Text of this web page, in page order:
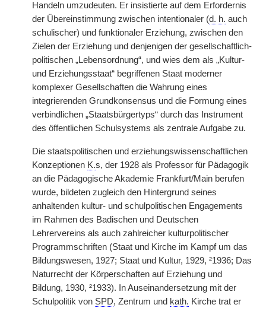
Handeln umzudeuten. Er insistierte auf dem Erfordernis
der Übereinstimmung zwischen intentionaler (d. h. auch
schulischer) und funktionaler Erziehung, zwischen den
Zielen der Erziehung und denjenigen der gesellschaftlich-
politischen „Lebensordnung“, und wies dem als „Kultur-
und Erziehungsstaat“ begriffenen Staat moderner
komplexer Gesellschaften die Wahrung eines
integrierenden Grundkonsensus und die Formung eines
verbindlichen „Staatsbürgertyps“ durch das Instrument
des öffentlichen Schulsystems als zentrale Aufgabe zu.
Die staatspolitischen und erziehungswissenschaftlichen
Konzeptionen K.s, der 1928 als Professor für Pädagogik
an die Pädagogische Akademie Frankfurt/Main berufen
wurde, bildeten zugleich den Hintergrund seines
anhaltenden kultur- und schulpolitischen Engagements
im Rahmen des Badischen und Deutschen
Lehrervereins als auch zahlreicher kulturpolitischer
Programmschriften (Staat und Kirche im Kampf um das
Bildungswesen, 1927; Staat und Kultur, 1929, ²1936; Das
Naturrecht der Körperschaften auf Erziehung und
Bildung, 1930, ²1933). In Auseinandersetzung mit der
Schulpolitik von SPD, Zentrum und kath. Kirche trat er